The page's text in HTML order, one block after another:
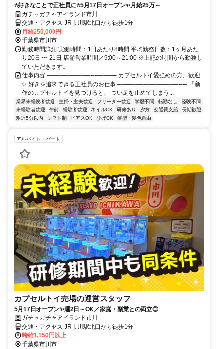
⭐好きなことで正社員に⭐5月17日オープン✨月給25万～
ガチャガチャアイランド市川
交通・アクセス JR市川駅北口から徒歩1分
月給250,000円
千葉県市川市
勤務時間詳細 実働時間：1日あたり8時間 平均勤務日数：1ヶ月あた
り20日 〜 21日 店舗営業時間／9:00～21:00 ※上記の時間から勤務し
ていただきます。
仕事内容 ──────────────── カプセルトイ愛強めの方、歓迎
✨ 好きを追求できる正社員のお仕事 ──────────────── 「新
作のカプセルトイを見つけると、 つい足を止めてしまう...
業界未経験者歓迎 主婦・主夫歓迎 フリーター歓迎 学歴不問 転勤なし
経験不問
未経験者歓迎
午前 経験者歓迎 ネイルOK 研修あり 夕方 交通費支給
長期歓迎
駅近5分以内
シフト制 ピアスOK ひげOK 髪型・髪色自由
アルバイト・パート
カプセルトイ売場の運営スタッフ
5月17日オープン✨週2日～OK／家庭・副業との両立◎
ガチャガチャアイランド市川
交通・アクセス JR市川駅北口から徒歩1分
時給1,150円以上
千葉県市川市